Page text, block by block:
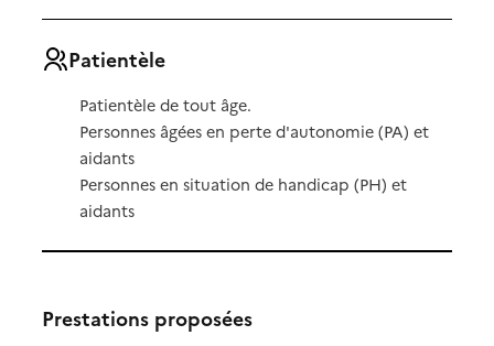
Patientèle
Patientèle de tout âge.
Personnes âgées en perte d'autonomie (PA) et
aidants
Personnes en situation de handicap (PH) et
aidants
Prestations proposées